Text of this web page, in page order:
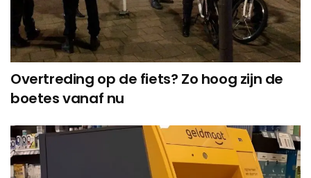
Overtreding op de fiets? Zo hoog zijn de
boetes vanaf nu